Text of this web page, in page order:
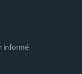
informé